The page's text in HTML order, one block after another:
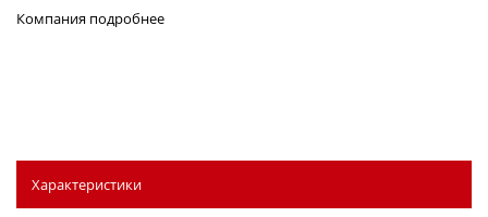
Компания подробнее
Характеристики